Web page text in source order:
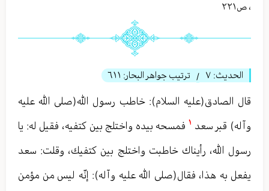
، ص٢٢١
الحديث: ٧ / ترتيب جواهر البحار: ٦١١
قال الصادق(عليه السلام): خاطب رسول الله(صلى الله عليه
وآله) قبر سعد
فمسحه بيده واختلج بين كتفيه، فقيل له: يا
رسول الله، رأيناك خاطبت واختلج بين كتفيك، وقلت: سعد
يفعل به هذا، فقال(صلى الله عليه وآله): إنّه ليس من مؤمن